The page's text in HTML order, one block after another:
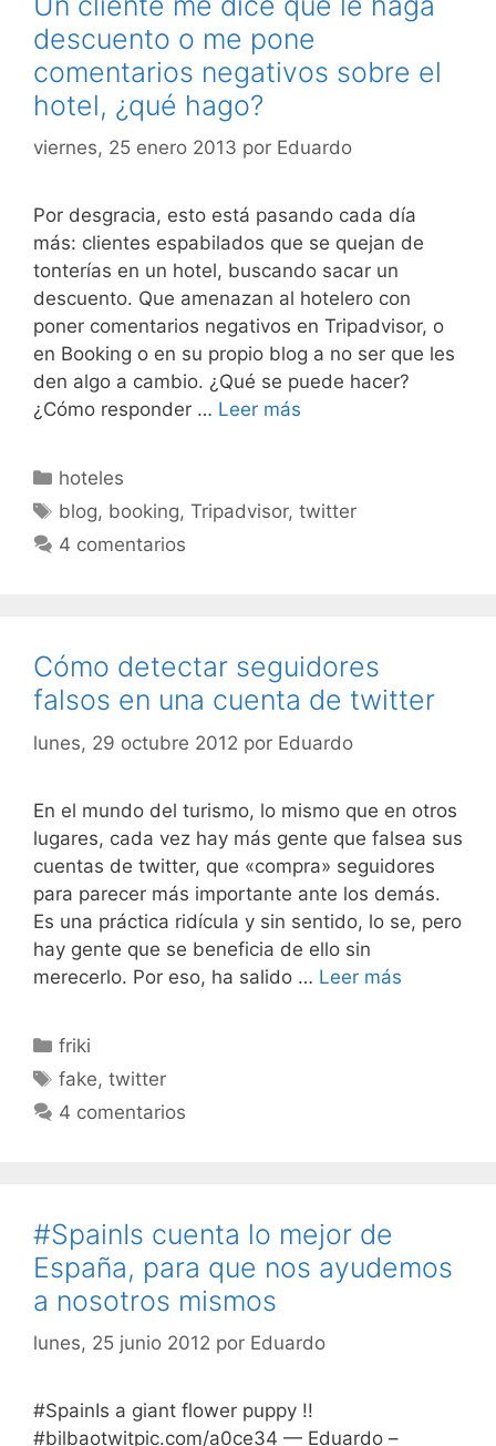
descuento o me pone
comentarios negativos sobre el
hotel, ¿qué hago?
viernes, 25 enero 2013 por Eduardo
Por desgracia, esto está pasando cada día
más: clientes espabilados que se quejan de
tonterías en un hotel, buscando sacar un
descuento. Que amenazan al hotelero con
poner comentarios negativos en Tripadvisor, o
en Booking o en su propio blog a no ser que les
den algo a cambio. ¿Qué se puede hacer?
¿Cómo responder … Leer más
Categorías
hoteles
Etiquetas
blog, booking,Tripadvisor,twitter
4 comentarios
Cómo detectar seguidores
falsos en una cuenta de twitter
lunes, 29 octubre 2012 por Eduardo
En el mundo del turismo, lo mismo que en otros
lugares, cada vez hay más gente que falsea sus
cuentas de twitter, que «compra» seguidores
para parecer más importante ante los demás.
Es una práctica ridícula y sin sentido, lo se, pero
hay gente que se beneficia de ello sin
merecerlo. Por eso, ha salido … Leer más
Categorías
friki
Etiquetas
fake,twitter
4 comentarios
#SpainIs cuenta lo mejor de
España, para que nos ayudemos
a nosotros mismos
lunes, 25 junio 2012 por Eduardo
#SpainIs a giant flower puppy !!
#bilbaotwitpic.com/a0ce34 — Eduardo –